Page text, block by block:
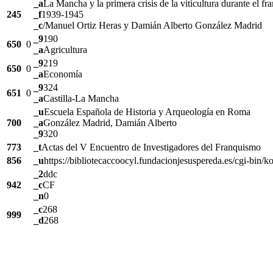
245
_aLa Mancha y la primera crisis de la viticultura durante el
_f1939-1945
_c/Manuel Ortiz Heras y Damián Alberto González Madrid
650 0
_9190
_aAgricultura
650 0
_9219
_aEconomía
651 0
_9324
_aCastilla-La Mancha
700
_uEscuela Española de Historia y Arqueología en Roma
_aGonzález Madrid, Damián Alberto
_9320
773
_tActas del V Encuentro de Investigadores del Franquismo
856
_uhttps://bibliotecaccoocyl.fundacionjesuspereda.es/cgi-bin/
942
_2ddc
_cCF
_n0
999
_c268
_d268